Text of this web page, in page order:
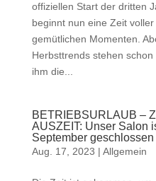
offiziellen Start der dritten
beginnt nun eine Zeit
gemütlichen Momenten.
Herbsttrends stehen
ihm die...
BETRIEBSURLAUB –
AUSZEIT: Unser Salon
September geschlossen
Aug. 17, 2023 | Allgemein